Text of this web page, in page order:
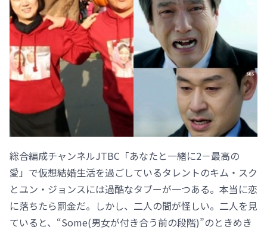
総合編成チャンネルJTBC「あなたと一緒に2－最高の
愛」で仮想結婚生活を過ごしているタレントのキム・スク
とユン・ジョンスには過酷なタブーが一つある。本当に恋
に落ちたら罰金だ。しかし、二人の間が怪しい。二人を見
ていると、“Some(男女が付き合う前の段階)”のときめき